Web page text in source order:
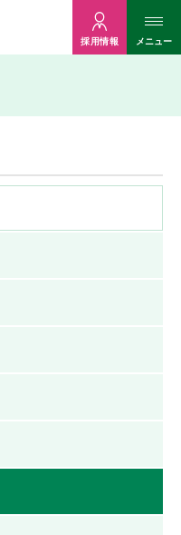
採用情報 メニュー